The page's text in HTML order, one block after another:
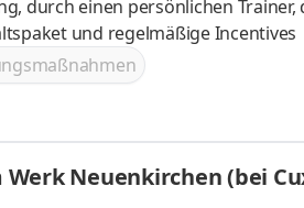
attraktives Gehaltspaket und regelmäßige Incentives
Neuenkirchen (bei